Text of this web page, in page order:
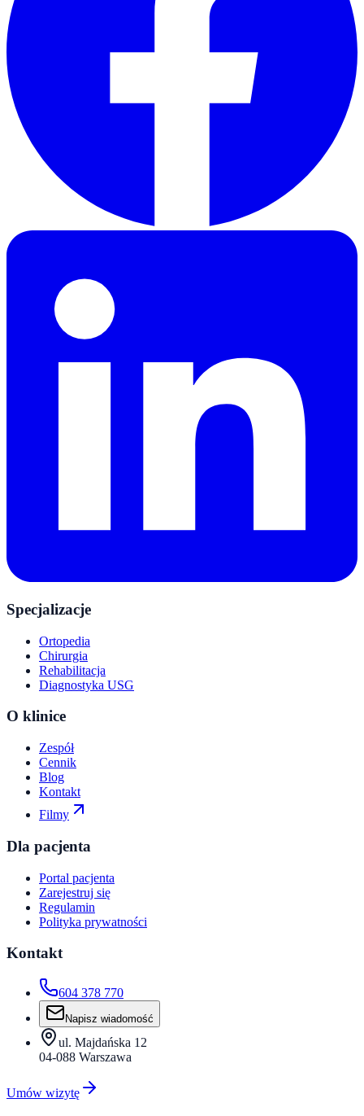
Specjalizacje
Ortopedia
Chirurgia
Rehabilitacja
Diagnostyka USG
O klinice
Zespół
Cennik
Blog
Kontakt
Filmy
Dla pacjenta
Portal pacjenta
Zarejestruj się
Regulamin
Polityka prywatności
Kontakt
604 378 770
Napisz wiadomość
ul. Majdańska 12
04-088 Warszawa
Umów wizytę